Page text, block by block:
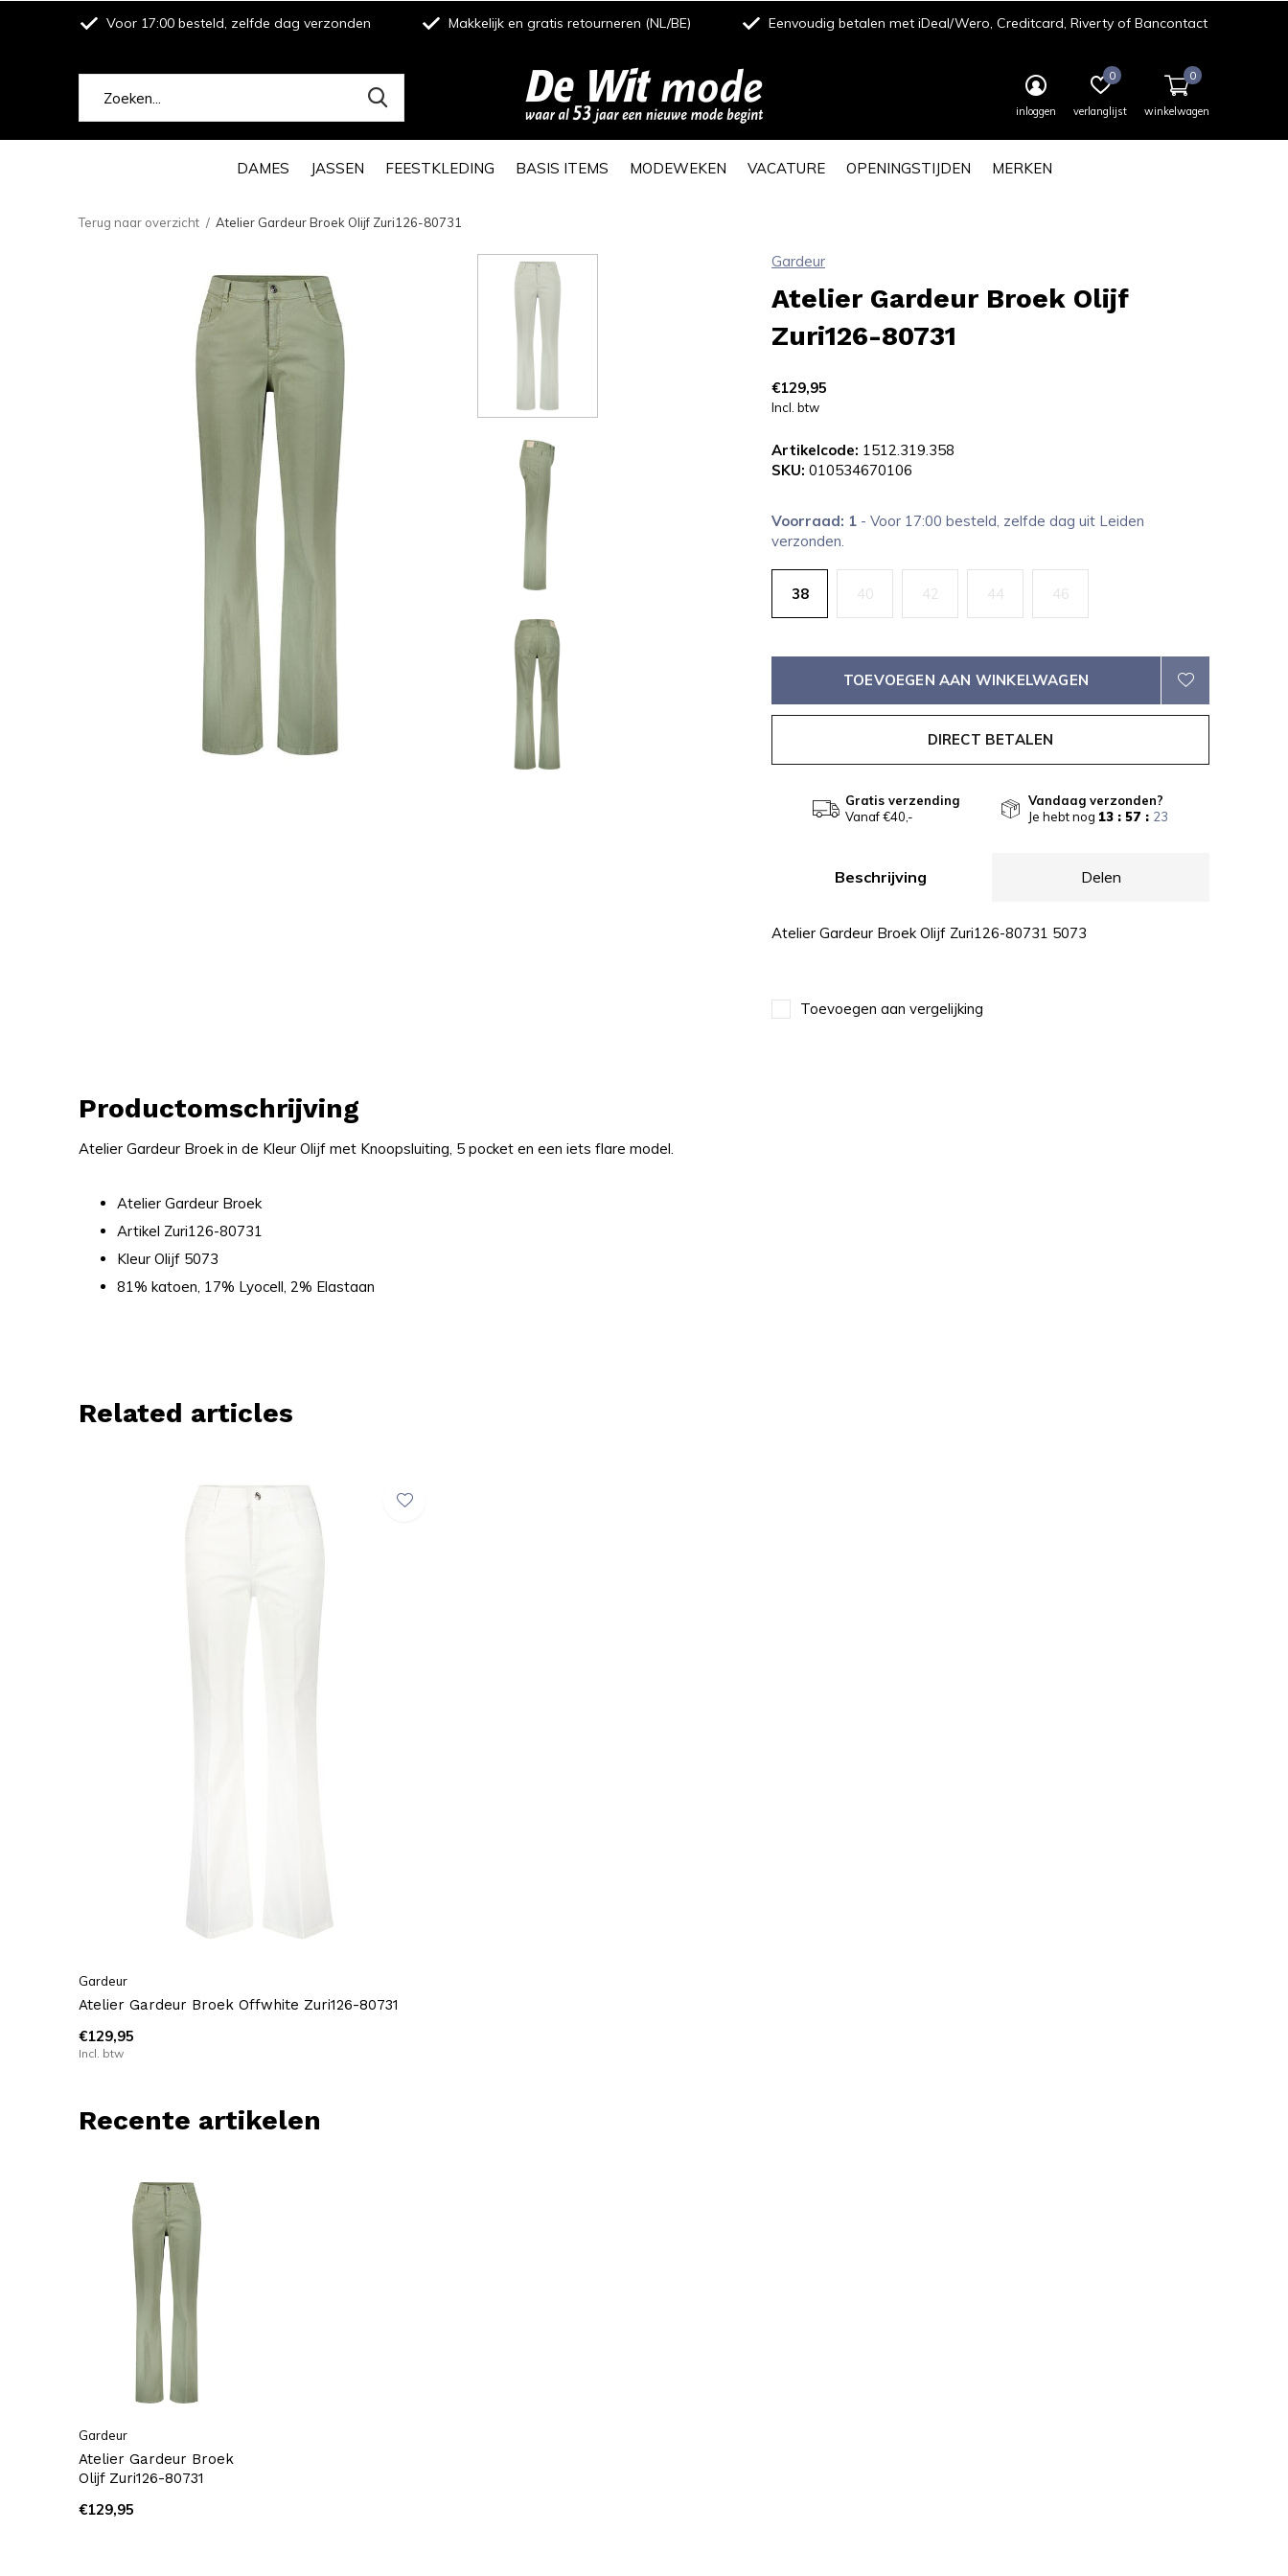
DAMES JASSEN FEESTKLEDING BASIS ITEMS MODEWEKEN VACATURE OPENINGSTIJDEN MERKEN
inloggen verlanglijst
0
winkelwagen
0
Voor 17:00 besteld, zelfde dag verzonden Makkelijk en gratis retourneren (NL/BE) Eenvoudig betalen met iDeal/Wero, Creditcard, Riverty of Bancontact
Terug naar overzicht Atelier Gardeur Broek Olijf Zuri126-80731
Gardeur
Atelier Gardeur Broek Olijf
Zuri126-80731
€129,95
Incl. btw
Artikelcode: 1512.319.358
SKU: 010534670106
Voorraad: 1 - Voor 17:00 besteld, zelfde dag uit Leiden
verzonden.
38 40 42 44 46
TOEVOEGEN AAN WINKELWAGEN
DIRECT BETALEN
Gratis verzending
Vanaf €40,-
Vandaag verzonden?
Je hebt nog 13 : 57 : 23
Beschrijving Delen
Atelier Gardeur Broek Olijf Zuri126-80731 5073
Toevoegen aan vergelijking
Productomschrijving
Atelier Gardeur Broek in de Kleur Olijf met Knoopsluiting, 5 pocket en een iets flare model.
Atelier Gardeur Broek
Artikel Zuri126-80731
Kleur Olijf 5073
81% katoen, 17% Lyocell, 2% Elastaan
Related articles
Gardeur
Atelier Gardeur Broek Offwhite Zuri126-80731
€129,95
Incl. btw
Recente artikelen
Gardeur
Atelier Gardeur Broek
Olijf Zuri126-80731
€129,95